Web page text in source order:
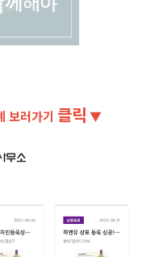
보러가기 클릭 ▼